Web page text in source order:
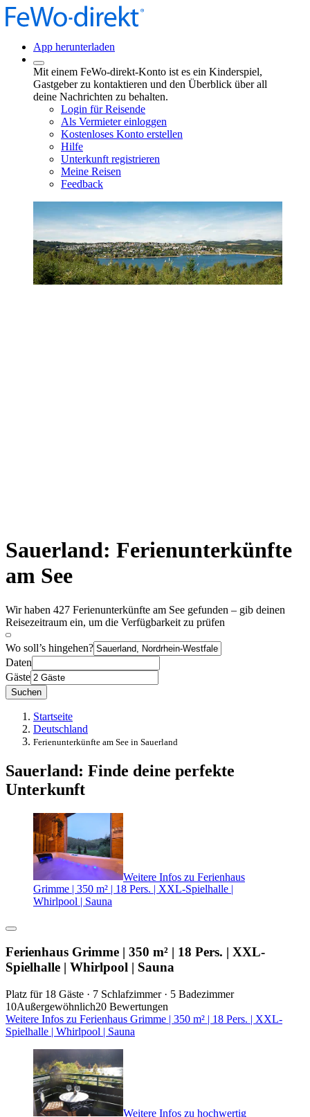
App herunterladen
Mit einem FeWo-direkt-Konto ist es ein Kinderspiel,
Gastgeber zu kontaktieren und den Überblick über all
deine Nachrichten zu behalten.
Login für Reisende
Als Vermieter einloggen
Kostenloses Konto erstellen
Hilfe
Unterkunft registrieren
Meine Reisen
Feedback
Sauerland: Ferienunterkünfte
am See
Wir haben 427 Ferienunterkünfte am See gefunden – gib deinen
Reisezeitraum ein, um die Verfügbarkeit zu prüfen
Wo soll’s hingehen?
Daten
Gäste
Suchen
Startseite
Deutschland
Ferienunterkünfte am See in Sauerland
Sauerland: Finde deine perfekte
Unterkunft
Weitere Infos zu Ferienhaus
Grimme | 350 m² | 18 Pers. | XXL-Spielhalle |
Whirlpool | Sauna
Ferienhaus Grimme | 350 m² | 18 Pers. | XXL-
Spielhalle | Whirlpool | Sauna
Platz für 18 Gäste · 7 Schlafzimmer · 5 Badezimmer
10Außergewöhnlich20 Bewertungen
Weitere Infos zu Ferienhaus Grimme | 350 m² | 18 Pers. | XXL-
Spielhalle | Whirlpool | Sauna
Weitere Infos zu hochwertig